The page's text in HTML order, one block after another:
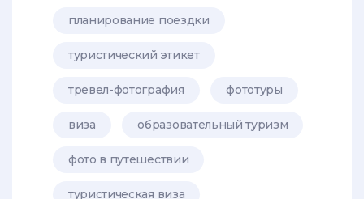
планирование поездки
туристический этикет
тревел-фотография фототуры
виза образовательный туризм
фото в путешествии
туристическая виза